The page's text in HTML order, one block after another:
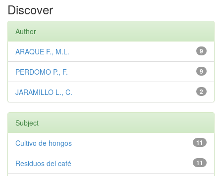
Discover
Author
9
ARAQUE F., M.L.
9
PERDOMO P., F.
2
JARAMILLO L., C.
Subject
11
Cultivo de hongos
11
Residuos del café